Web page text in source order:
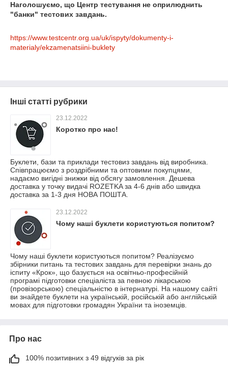
Наголошуємо, що Центр тестування не оприлюднить
"банки" тестових завдань.
https://www.testcentr.org.ua/uk/ispyty/dokumenty-i-
materialy/ekzamenatsiini-buklety
Інші статті рубрики
23.12.2022
Коротко про нас!
Буклети, бази та приклади тестовиз завдань від виробника.
Співпрацюємо з роздрібними та оптовими покупцями,
надаємо вигідні знижки від обсягу замовлення. Дешева
доставка у точку видачі ROZETKA за 4-6 днів або швидка
доставка за 1-3 дня НОВА ПОШТА.
23.12.2022
Чому наші буклети користуються попитом?
Чому наші буклети користуються попитом? Реалізуємо
збірники питань та тестових завдань для перевірки знань до
іспиту «Крок», що базується на освітньо-професійній
програмі підготовки спеціаліста за певною лікарською
(провізорською) спеціальністю в інтернатурі. На нашому сайті
ви знайдете буклети на українській, російській або англійській
мовах для підготовки громадян України та іноземців.
Про нас
100% позитивних з 49 відгуків за рік